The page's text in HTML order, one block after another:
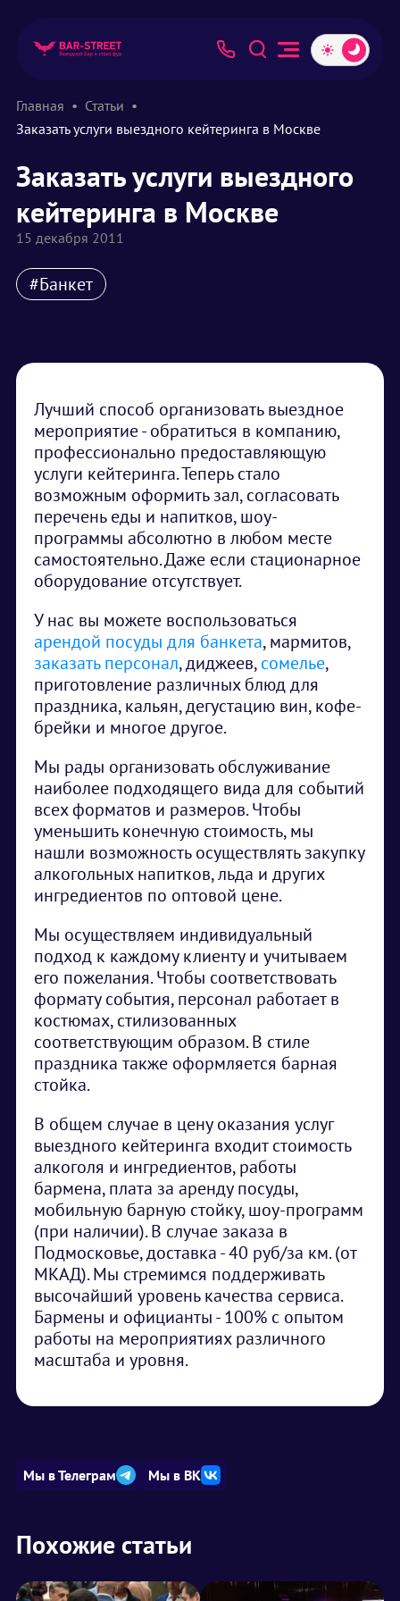
Главная
Статьи
Заказать услуги выездного кейтеринга в Москве
Заказать услуги выездного
кейтеринга в Москве
15 декабря 2011
#Банкет
Лучший способ организовать выездное
мероприятие - обратиться в компанию,
профессионально предоставляющую
услуги кейтеринга. Теперь стало
возможным оформить зал, согласовать
перечень еды и напитков, шоу-
программы абсолютно в любом месте
самостоятельно. Даже если стационарное
оборудование отсутствует.
У нас вы можете воспользоваться
арендой посуды для банкета, мармитов,
заказать персонал, диджеев,сомелье,
приготовление различных блюд для
праздника, кальян, дегустацию вин, кофе-
брейки и многое другое.
Мы рады организовать обслуживание
наиболее подходящего вида для событий
всех форматов и размеров. Чтобы
уменьшить конечную стоимость, мы
нашли возможность осуществлять закупку
алкогольных напитков, льда и других
ингредиентов по оптовой цене.
Мы осуществляем индивидуальный
подход к каждому клиенту и учитываем
его пожелания. Чтобы соответствовать
формату события, персонал работает в
костюмах, стилизованных
соответствующим образом. В стиле
праздника также оформляется барная
стойка.
В общем случае в цену оказания услуг
выездного кейтеринга входит стоимость
алкоголя и ингредиентов, работы
бармена, плата за аренду посуды,
мобильную барную стойку, шоу-программ
(при наличии). В случае заказа в
Подмосковье, доставка - 40 руб/за км. (от
МКАД). Мы стремимся поддерживать
высочайший уровень качества сервиса.
Бармены и официанты - 100% с опытом
работы на мероприятиях различного
масштаба и уровня.
Мы в Телеграм Мы в ВК
Похожие статьи